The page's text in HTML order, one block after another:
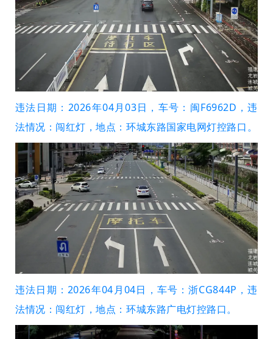
违法日期：2026年04月03日，车号：闽F6962D，违
法情况：闯红灯，地点：环城东路国家电网灯控路口。
违法日期：2026年04月04日，车号：浙CG844P，违
法情况：闯红灯，地点：环城东路广电灯控路口。